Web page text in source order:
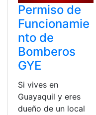
Permiso de
Funcionamie
nto de
Bomberos
GYE
Si vives en
Guayaquil y eres
dueño de un local